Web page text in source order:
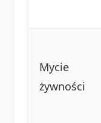
Mycie
żywności